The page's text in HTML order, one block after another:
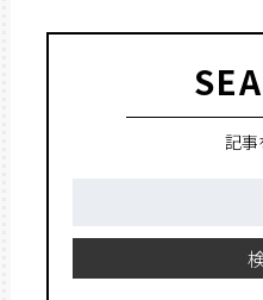
記事